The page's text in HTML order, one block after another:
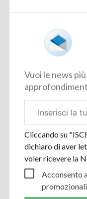
Vuoi le news
aziendale
Cliccando su
dichiaro di aver
voler ricevere la
Acconsento